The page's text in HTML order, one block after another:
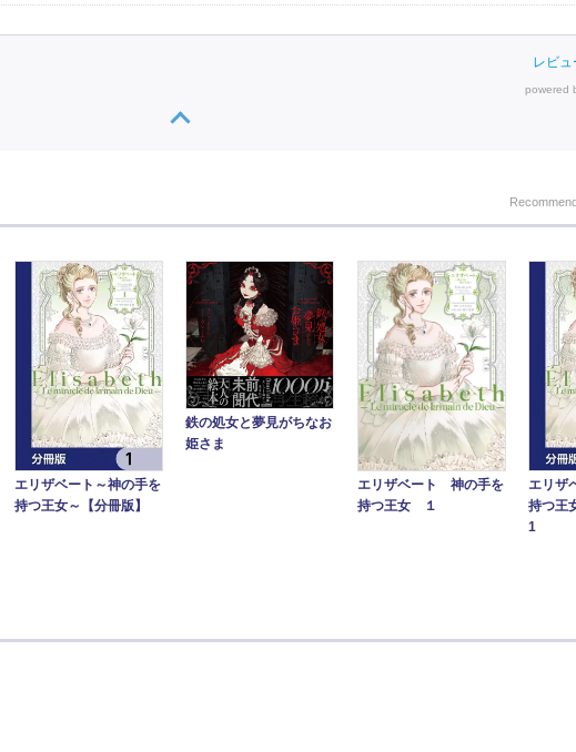
レビ
powered
エリザベート～神の手を
持つ王女～【分冊版】
鉄の処女と夢見がちなお
姫さま
エリザベート 神の手を
持つ王女 １
エリザ
持つ王
1